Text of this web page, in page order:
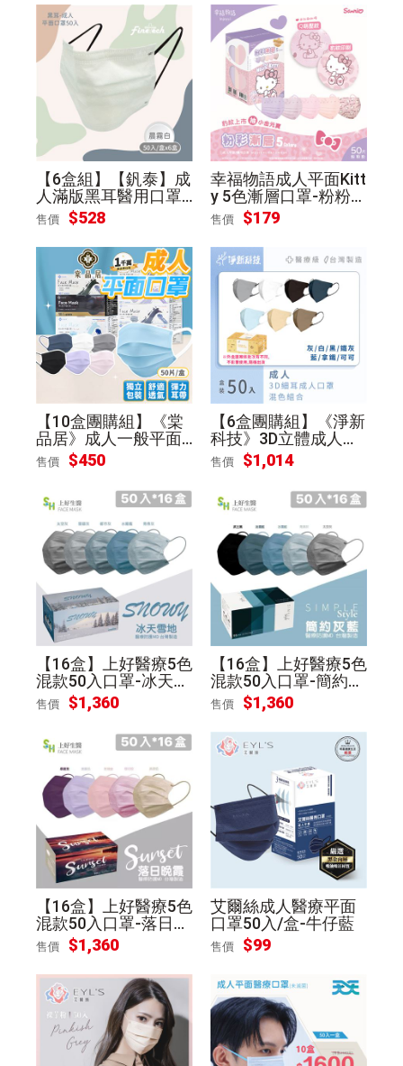
【6盒組】【釩泰】成
人滿版黑耳醫用口罩
(50入/盒) -晨霧白
售價 $528
幸福物語成人平面Kitt
y 5色漸層口罩-粉粉豹
(50片/盒)
售價 $179
【10盒團購組】《棠
品居》成人一般平面
口罩(50入/盒)-7色可
選
售價 $450
【6盒團購組】《淨新
科技》3D立體成人口
罩(50入/盒)-混款
售價 $1,014
【16盒】上好醫療5色
混款50入口罩-冰天雪
地
售價 $1,360
【16盒】上好醫療5色
混款50入口罩-簡約灰
藍
售價 $1,360
【16盒】上好醫療5色
混款50入口罩-落日晚
霞
售價 $1,360
艾爾絲成人醫療平面
口罩50入/盒-牛仔藍
售價 $99